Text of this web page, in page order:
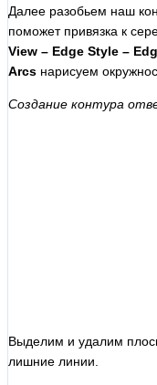
Далее разобьем наш
поможет привязка к
View – Edge Style –
Arcs нарисуем
Создание контура
Выделим и удалим
лишние линии.